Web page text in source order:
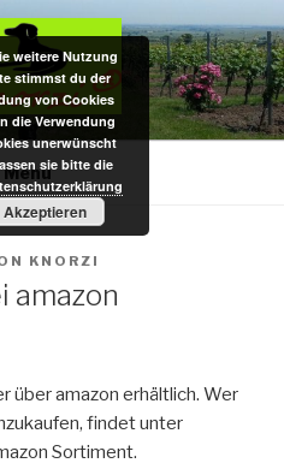
AUS DER
u. Kauholz / Dekoartikel f.
aus pfälzer Bio-Rebenholz
Menü
KNORZI
amazon
über amazon erhältlich. Wer
findet unter
Sortiment.
weitere Nutzung
stimmst du der
von Cookies
die Verwendung
unerwünscht
sie bitte die
Akzeptieren